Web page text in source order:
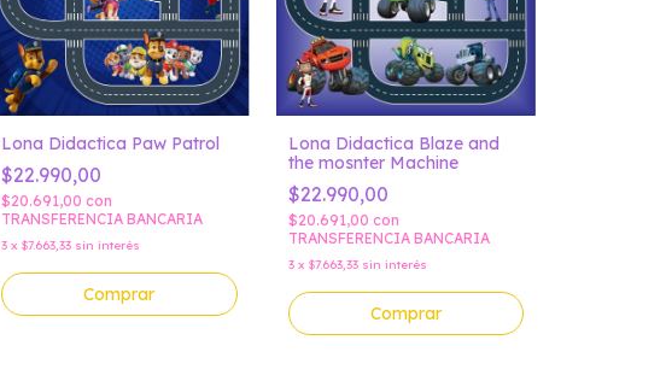
Lona Didactica Paw Patrol
$22.990,00
$20.691,00 con
TRANSFERENCIA BANCARIA
3 x $7.663,33 sin interés
Comprar
Lona Didactica Blaze and
the mosnter Machine
$22.990,00
$20.691,00 con
TRANSFERENCIA BANCARIA
3 x $7.663,33 sin interés
Comprar